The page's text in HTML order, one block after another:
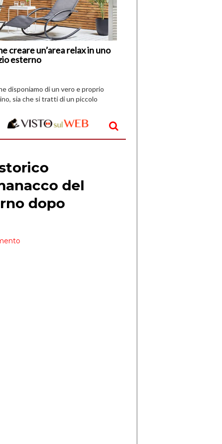
creare un’area relax in uno
esterno
Vespri
disponiamo di un vero e proprio
sia che si tratti di un piccolo